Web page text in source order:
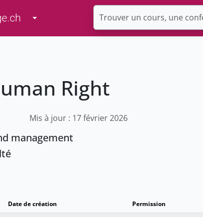
Toggle Dropdown
Right
Mis à jour : 17 février 2026
management
Date de création Permission